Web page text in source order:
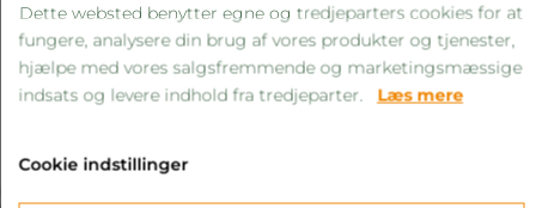
Dette websted benytter egne og tredjeparters cookies for at
fungere, analysere din brug af vores produkter og tjenester,
hjælpe med vores salgsfremmende og marketingsmæssige
indsats og levere indhold fra tredjeparter. Læs mere
Cookie indstillinger